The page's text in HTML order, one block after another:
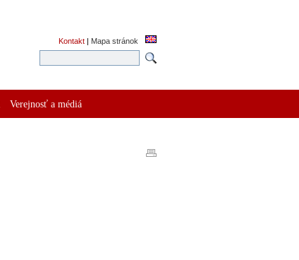
Kontakt | Mapa stránok
Verejnosť a médiá